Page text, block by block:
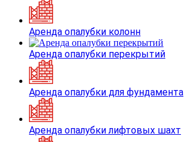
Аренда опалубки колонн
Аренда опалубки перекрытий
Аренда опалубки для фундамента
Аренда опалубки лифтовых шахт